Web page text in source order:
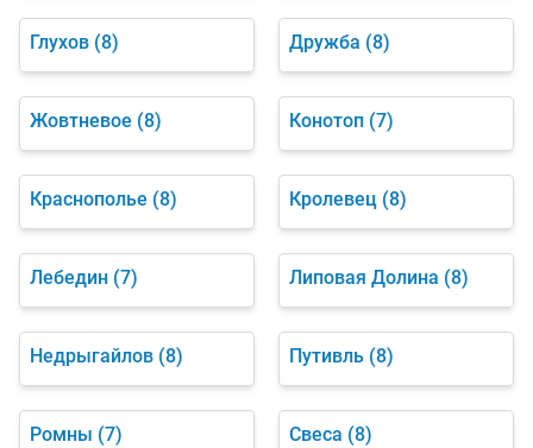
Глухов (8) Дружба (8)
Жовтневое (8) Конотоп (7)
Краснополье (8) Кролевец (8)
Лебедин (7) Липовая Долина (8)
Недрыгайлов (8) Путивль (8)
Ромны (7) Свеса (8)